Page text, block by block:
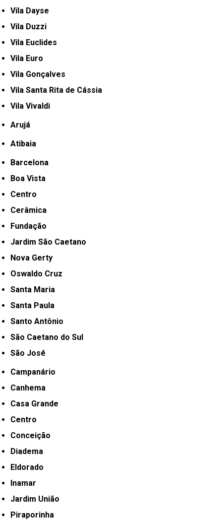
Vila Dayse
Vila Duzzi
Vila Euclides
Vila Euro
Vila Gonçalves
Vila Santa Rita de Cássia
Vila Vivaldi
Arujá
Atibaia
Barcelona
Boa Vista
Centro
Cerâmica
Fundação
Jardim São Caetano
Nova Gerty
Oswaldo Cruz
Santa Maria
Santa Paula
Santo Antônio
São Caetano do Sul
São José
Campanário
Canhema
Casa Grande
Centro
Conceição
Diadema
Eldorado
Inamar
Jardim União
Piraporinha